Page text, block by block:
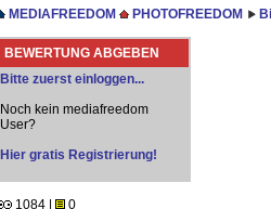
MEDIAFREEDOM
PHOTOFREEDOM
BEWERTUNG ABGEBEN
Bitte zuerst einloggen...
Noch kein mediafreedom
User?
Hier gratis Registrierung!
1084 |
0